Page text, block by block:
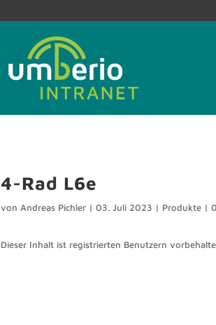
4-Rad L6e
vonAndreas Pichler |03. Juli 2023 | Produkte |
Dieser Inhalt ist registrierten Benutzern